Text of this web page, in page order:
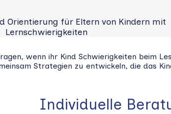
Orientierung für Eltern von Kindern mit
Lernschwierigkeiten
wenn ihr Kind Schwierigkeiten beim
Strategien zu entwickeln, die das
Individuelle